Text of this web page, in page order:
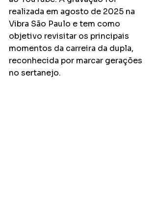
realizada em agosto de 2025 na
Vibra São Paulo e tem como
objetivo revisitar os principais
momentos da carreira da dupla,
reconhecida por marcar gerações
no sertanejo.